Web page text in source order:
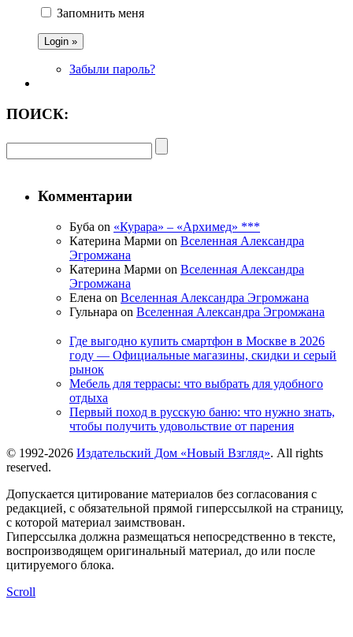
Запомнить меня
Забыли пароль?
ПОИСК:
Комментарии
Буба on «Курара» – «Архимед» ***
Катерина Марми on Вселенная Александра
Эгромжана
Катерина Марми on Вселенная Александра
Эгромжана
Елена on Вселенная Александра Эгромжана
Гульнара on Вселенная Александра Эгромжана
Где выгодно купить смартфон в Москве в 2026
году — Официальные магазины, скидки и серый
рынок
Мебель для террасы: что выбрать для удобного
отдыха
Первый поход в русскую баню: что нужно знать,
чтобы получить удовольствие от парения
© 1992-2026 Издательский Дом «Новый Взгляд». All rights
reserved.
Допускается цитирование материалов без согласования с
редакцией, с обязательной прямой гиперссылкой на страницу,
с которой материал заимствован.
Гиперссылка должна размещаться непосредственно в тексте,
воспроизводящем оригинальный материал, до или после
цитируемого блока.
Scroll